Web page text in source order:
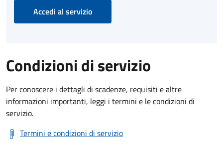
Accedi al servizio
Condizioni di servizio
Per conoscere i dettagli di scadenze, requisiti e altre
informazioni importanti, leggi i termini e le condizioni di
servizio.
Termini e condizioni di servizio